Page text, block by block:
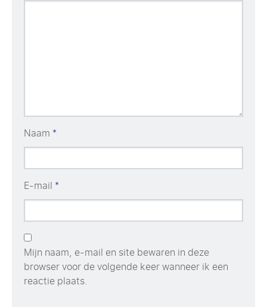
Naam *
E-mail *
Mijn naam, e-mail en site bewaren in deze
browser voor de volgende keer wanneer ik een
reactie plaats.